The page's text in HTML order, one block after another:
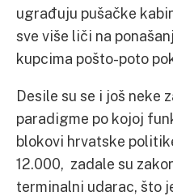
ugrađuju pušačke
sve više liči na
kupcima pošto-poto
Desile su se i još neke
paradigme po kojoj
blokovi hrvatske
12.000, zadale su
terminalni udarac, što